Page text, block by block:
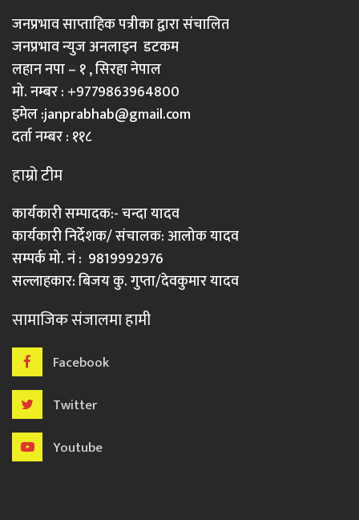
जनप्रभाव साप्ताहिक पत्रीका द्वारा संचालित
जनप्रभाव न्युज अनलाइन डटकम
लहान नपा – १ , सिरहा नेपाल
मो. नम्बर : +9779863964800
इमेल :janprabhab@gmail.com
दर्ता नम्बर : ११८
हाम्रो टीम
कार्यकारी सम्पादक:- चन्दा यादव
कार्यकारी निर्देशक/ संचालक: आलोक यादव
सम्पर्क मो. नं : 9819992976
सल्लाहकार: बिजय कु. गुप्ता/देवकुमार यादव
सामाजिक संजालमा हामी
Facebook
Twitter
Youtube